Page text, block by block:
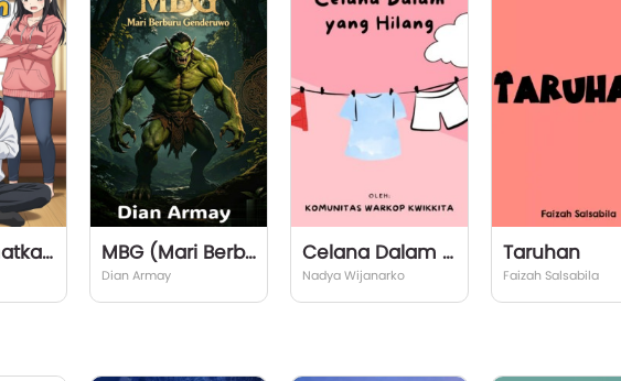
Menyelamatkan Gundam Dari Istri MBG (Mari Berburu Genderuwo)
Dian Armay
Celana Dalam yang Hilang
Nadya Wijanarko
Taruhan
Faizah Salsabila